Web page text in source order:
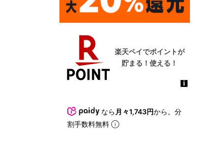
なら 月々1,743円から。分
割手数料無料